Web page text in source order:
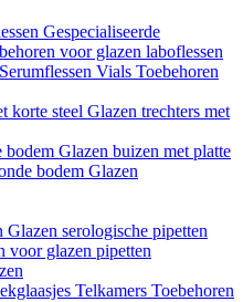
Gespecialiseerde
voor glazen laboflessen
Serumflessen Vials Toebehoren
korte steel Glazen trechters met
bodem Glazen buizen met platte
bodem Glazen
Glazen serologische pipetten
voor glazen pipetten
Telkamers Toebehoren